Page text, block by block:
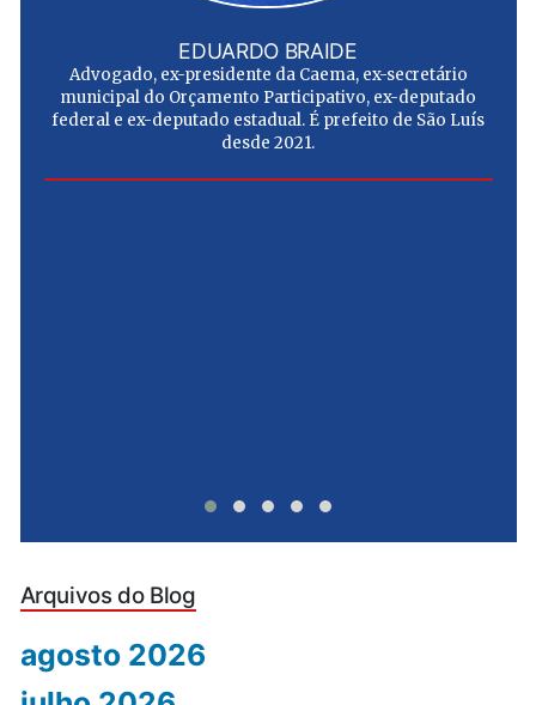
EDUARDO BRAIDE
Advogado, ex-presidente da Caema, ex-secretário
municipal do Orçamento Participativo, ex-deputado
federal e ex-deputado estadual. É prefeito de São Luís
desde 2021.
Arquivos do Blog
agosto 2026